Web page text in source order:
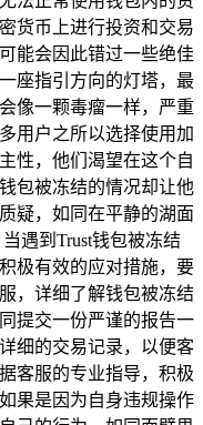
货币上进行投资和交易
能会因此错过一些绝佳
座指引方向的灯塔，最
像一颗毒瘤一样，严重
用户之所以选择使用加
性，他们渴望在这个自
包被冻结的情况却让他
疑，如同在平静的湖面
遇到Trust钱包被冻结
极有效的应对措施，要
，详细了解钱包被冻结
提交一份严谨的报告一
细的交易记录，以便客
客服的专业指导，积极
果是因为自身违规操作